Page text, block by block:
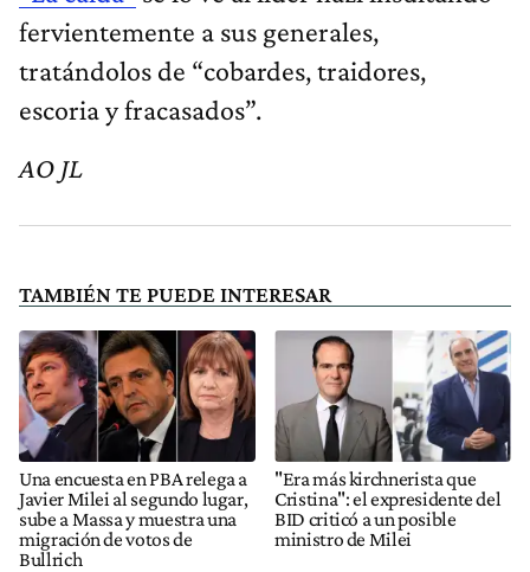
fervientemente a sus generales,
tratándolos de “cobardes, traidores,
escoria y fracasados”.
AO JL
TAMBIÉN TE PUEDE INTERESAR
Una encuesta en PBA relega a
Javier Milei al segundo lugar,
sube a Massa y muestra una
migración de votos de
Bullrich
"Era más kirchnerista que
Cristina": el expresidente del
BID criticó a un posible
ministro de Milei